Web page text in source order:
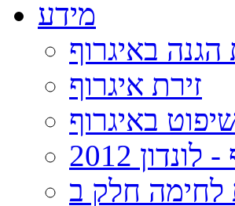
מידע
באיגרוף
זירת איגרוף
באיגרוף
2012